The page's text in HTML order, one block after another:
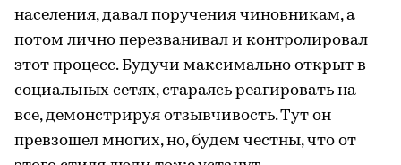
населения, давал поручения чиновникам, а
потом лично перезванивал и контролировал
этот процесс. Будучи максимально открыт в
социальных сетях, стараясь реагировать на
все, демонстрируя отзывчивость. Тут он
превзошел многих, но, будем честны, что от